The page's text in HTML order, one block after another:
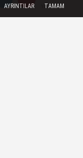
Yorumlar
1. Ligi'nde
Yorumlar
AYRINTILAR TAMAM